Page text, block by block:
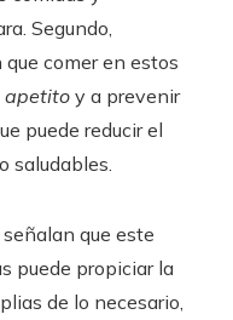
Segundo,
comer en estos
apetito y a prevenir
puede reducir el
saludables.
que este
puede propiciar la
de lo necesario,